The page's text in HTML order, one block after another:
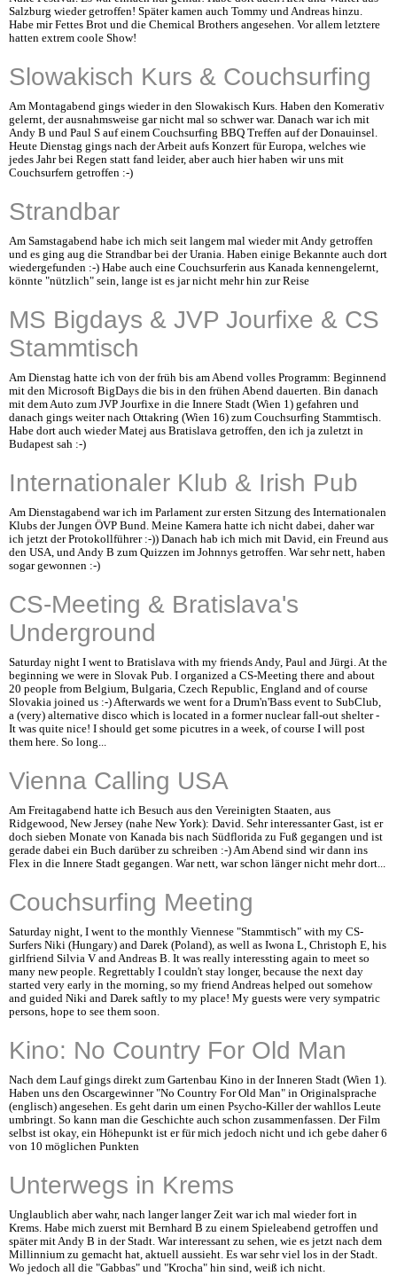
Salzburg wieder getroffen! Später kamen auch Tommy und Andreas hinzu.
Habe mir Fettes Brot und die Chemical Brothers angesehen. Vor allem letztere
hatten extrem coole Show!
Slowakisch Kurs & Couchsurfing
Am Montagabend gings wieder in den Slowakisch Kurs. Haben den Komerativ
gelernt, der ausnahmsweise gar nicht mal so schwer war. Danach war ich mit
Andy B und Paul S auf einem Couchsurfing BBQ Treffen auf der Donauinsel.
Heute Dienstag gings nach der Arbeit aufs Konzert für Europa, welches wie
jedes Jahr bei Regen statt fand leider, aber auch hier haben wir uns mit
Couchsurfern getroffen :-)
Strandbar
Am Samstagabend habe ich mich seit langem mal wieder mit Andy getroffen
und es ging aug die Strandbar bei der Urania. Haben einige Bekannte auch dort
wiedergefunden :-) Habe auch eine Couchsurferin aus Kanada kennengelernt,
könnte "nützlich" sein, lange ist es jar nicht mehr hin zur Reise
MS Bigdays & JVP Jourfixe & CS
Stammtisch
Am Dienstag hatte ich von der früh bis am Abend volles Programm: Beginnend
mit den Microsoft BigDays die bis in den frühen Abend dauerten. Bin danach
mit dem Auto zum JVP Jourfixe in die Innere Stadt (Wien 1) gefahren und
danach gings weiter nach Ottakring (Wien 16) zum Couchsurfing Stammtisch.
Habe dort auch wieder Matej aus Bratislava getroffen, den ich ja zuletzt in
Budapest sah :-)
Internationaler Klub & Irish Pub
Am Dienstagabend war ich im Parlament zur ersten Sitzung des Internationalen
Klubs der Jungen ÖVP Bund. Meine Kamera hatte ich nicht dabei, daher war
ich jetzt der Protokollführer :-)) Danach hab ich mich mit David, ein Freund aus
den USA, und Andy B zum Quizzen im Johnnys getroffen. War sehr nett, haben
sogar gewonnen :-)
CS-Meeting & Bratislava's
Underground
Saturday night I went to Bratislava with my friends Andy, Paul and Jürgi. At the
beginning we were in Slovak Pub. I organized a CS-Meeting there and about
20 people from Belgium, Bulgaria, Czech Republic, England and of course
Slovakia joined us :-) Afterwards we went for a Drum'n'Bass event to SubClub,
a (very) alternative disco which is located in a former nuclear fall-out shelter -
It was quite nice! I should get some picutres in a week, of course I will post
them here. So long...
Vienna Calling USA
Am Freitagabend hatte ich Besuch aus den Vereinigten Staaten, aus
Ridgewood, New Jersey (nahe New York): David. Sehr interessanter Gast, ist er
doch sieben Monate von Kanada bis nach Südflorida zu Fuß gegangen und ist
gerade dabei ein Buch darüber zu schreiben :-) Am Abend sind wir dann ins
Flex in die Innere Stadt gegangen. War nett, war schon länger nicht mehr dort...
Couchsurfing Meeting
Saturday night, I went to the monthly Viennese "Stammtisch" with my CS-
Surfers Niki (Hungary) and Darek (Poland), as well as Iwona L, Christoph E, his
girlfriend Silvia V and Andreas B. It was really interessting again to meet so
many new people. Regrettably I couldn't stay longer, because the next day
started very early in the morning, so my friend Andreas helped out somehow
and guided Niki and Darek saftly to my place! My guests were very sympatric
persons, hope to see them soon.
Kino: No Country For Old Man
Nach dem Lauf gings direkt zum Gartenbau Kino in der Inneren Stadt (Wien 1).
Haben uns den Oscargewinner "No Country For Old Man" in Originalsprache
(englisch) angesehen. Es geht darin um einen Psycho-Killer der wahllos Leute
umbringt. So kann man die Geschichte auch schon zusammenfassen. Der Film
selbst ist okay, ein Höhepunkt ist er für mich jedoch nicht und ich gebe daher 6
von 10 möglichen Punkten
Unterwegs in Krems
Unglaublich aber wahr, nach langer langer Zeit war ich mal wieder fort in
Krems. Habe mich zuerst mit Bernhard B zu einem Spieleabend getroffen und
später mit Andy B in der Stadt. War interessant zu sehen, wie es jetzt nach dem
Millinnium zu gemacht hat, aktuell aussieht. Es war sehr viel los in der Stadt.
Wo jedoch all die "Gabbas" und "Krocha" hin sind, weiß ich nicht.